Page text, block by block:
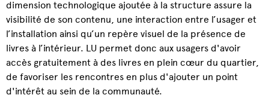
dimension technologique ajoutée à la structure assure la
visibilité de son contenu, une interaction entre l’usager et
l’installation ainsi qu’un repère visuel de la présence de
livres à l’intérieur. LU permet donc aux usagers d'avoir
accès gratuitement à des livres en plein cœur du quartier,
de favoriser les rencontres en plus d'ajouter un point
d'intérêt au sein de la communauté.